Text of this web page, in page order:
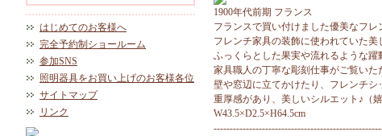
はじめてのお客様へ
完全予約制ショールーム
参加SNS
照明器具をお買い上げのお客様各位
サイトマップ
リンク
1900年代前期 フランス
フランスで買い付けました優美なフレ
フレンチ家具の装飾に使われていた美
ふっくらとした果実や流れるような躍
家具職人の丁寧な彫刻仕事がご覧いた
壁や窓辺に立てかけたり、フレンチシ
重厚感があり、美しいシルエット♪（
W43.5×D2.5×H64.5cm